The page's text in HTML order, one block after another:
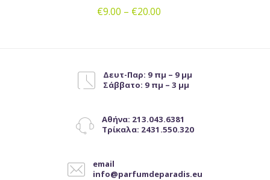
€9.00 – €20.00
έχει
πολλαπλές
επιλογές
επιλεγούν
Δευτ-Παρ: 9 πμ – 9 μμ
Σάββατο: 9 πμ – 3 μμ
Αθήνα: 213.043.6381
Τρίκαλα: 2431.550.320
email
info@parfumdeparadis.eu